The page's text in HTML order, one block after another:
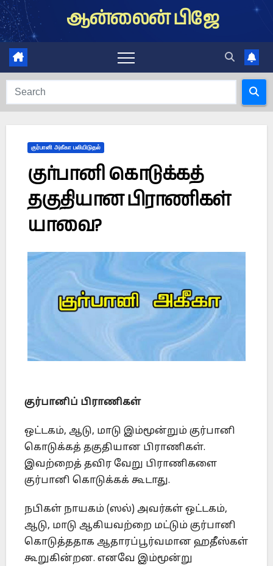
Skip
to
content
ஆன்லைன் பிஜே
குர்பானி அகீகா பலியிடுதல்
குர்பானி கொடுக்கத்
தகுதியான பிராணிகள்
யாவை?
குர்பானிப் பிராணிகள்
ஒட்டகம், ஆடு, மாடு இம்மூன்றும் குர்பானி
கொடுக்கத் தகுதியான பிராணிகள்.
இவற்றைத் தவிர வேறு பிராணிகளை
குர்பானி கொடுக்கக் கூடாது.
நபிகள் நாயகம் (ஸல்) அவர்கள் ஒட்டகம்,
ஆடு, மாடு ஆகியவற்றை மட்டும் குர்பானி
கொடுத்ததாக ஆதாரப்பூர்வமான ஹதீஸ்கள்
கூறுகின்றன. எனவே இம்மூன்று